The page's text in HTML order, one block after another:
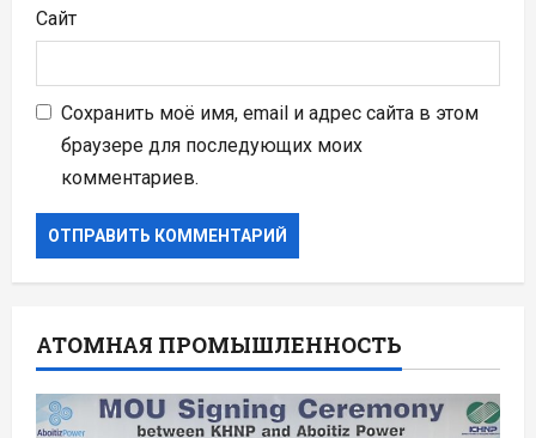
Сайт
Сохранить моё имя, email и адрес сайта в этом
браузере для последующих моих
комментариев.
АТОМНАЯ ПРОМЫШЛЕННОСТЬ